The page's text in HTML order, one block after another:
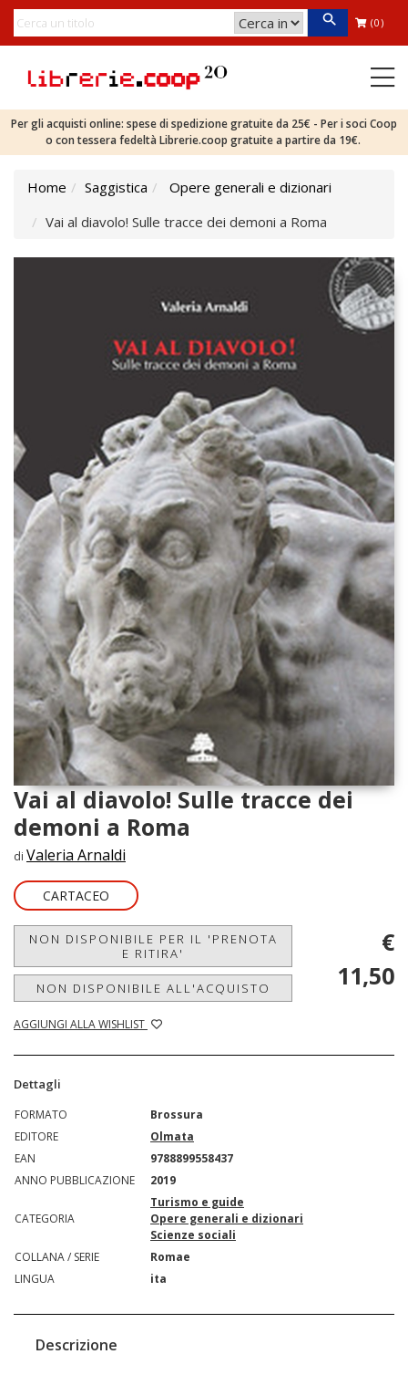
(0)
Per gli acquisti online: spese di spedizione gratuite da 25€ - Per i soci Coop
o con tessera fedeltà Librerie.coop gratuite a partire da 19€.
Home Saggistica
Opere generali e dizionari
Vai al diavolo! Sulle tracce dei demoni a Roma
Vai al diavolo! Sulle tracce dei
demoni a Roma
di Valeria Arnaldi
CARTACEO
NON DISPONIBILE PER IL 'PRENOTA
E RITIRA'
NON DISPONIBILE ALL'ACQUISTO
AGGIUNGI ALLA WISHLIST
€
11,50
Dettagli
FORMATO
Brossura
EDITORE
Olmata
EAN
9788899558437
ANNO PUBBLICAZIONE
2019
CATEGORIA
Turismo e guide
Opere generali e dizionari
Scienze sociali
COLLANA / SERIE
Romae
LINGUA
ita
Descrizione